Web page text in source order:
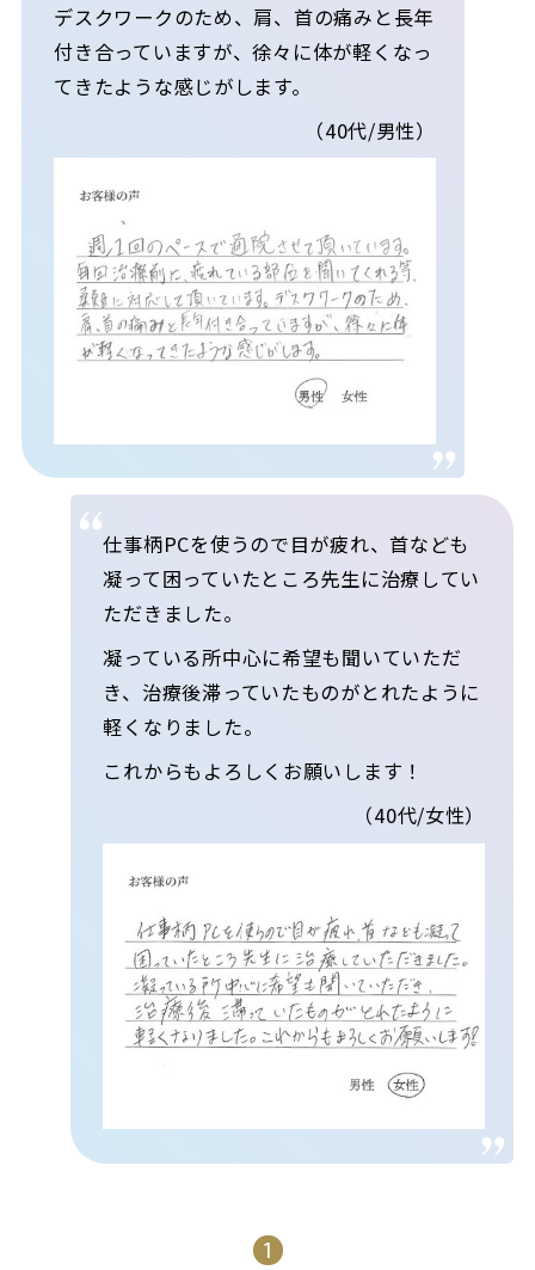
デスクワークのため、肩、首の痛みと長年
付き合っていますが、徐々に体が軽くなっ
てきたような感じがします。
（40代/男性）
仕事柄PCを使うので目が疲れ、首なども
凝って困っていたところ先生に治療してい
ただきました。
凝っている所中心に希望も聞いていただ
き、治療後滞っていたものがとれたように
軽くなりました。
これからもよろしくお願いします！
（40代/女性）
1